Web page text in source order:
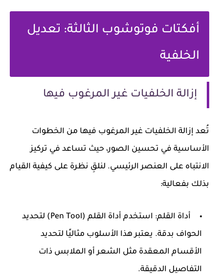
أفكتات فوتوشوب الثالثة: تعديل
الخلفية
إزالة الخلفيات غير المرغوب فيها
تُعد إزالة الخلفيات غير المرغوب فيها من الخطوات
الأساسية في تحسين الصور، حيث تساعد في تركيز
الانتباه على العنصر الرئيسي. لنلقِ نظرة على كيفية القيام
بذلك بفعالية:
أداة القلم
: استخدم أداة القلم (Pen Tool) لتحديد
الحواف بدقة. يعتبر هذا الأسلوب مثاليًا لتحديد
الأقسام المعقدة مثل الشعر أو الملابس ذات
التفاصيل الدقيقة.